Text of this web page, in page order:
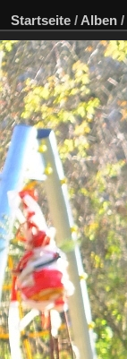
Startseite / Alben /